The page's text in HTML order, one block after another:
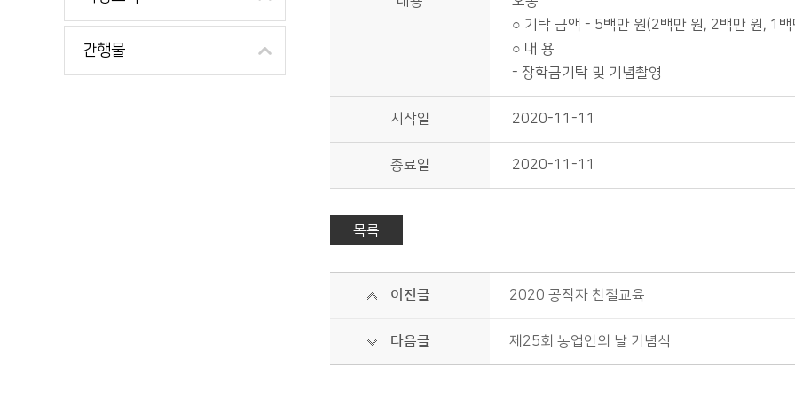
간행물
○ 기탁 금액 - 5백만 원(2백만 원, 2백만 원, 1백
○ 내 용
- 장학금기탁 및 기념촬영
시작일 2020-11-11
종료일 2020-11-11
목록
이전글 2020 공직자 친절교육
다음글 제25회 농업인의 날 기념식